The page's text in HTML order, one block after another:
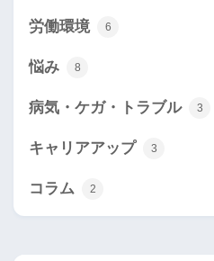
労働環境 6
悩み 8
病気・ケガ・トラブル 3
キャリアアップ 3
コラム 2